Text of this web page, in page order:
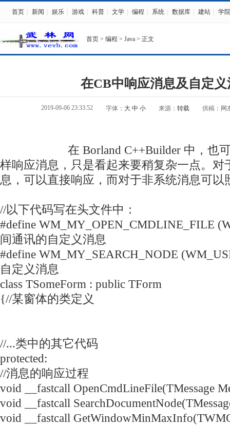
首页 新闻 娱乐 游戏 科普 文学 编程 系统 数据库 建站 学院
首页 > 编程 > Java > 正文
在CB中响应消息及自定
2019-09-06 23:33:52 字体： 大 中 小 来源： 转载 供稿：网
在 Borland C++Builder 中，也可以
样响应消息，只是看起来要稍复杂一点。对
息，可以直接响应，而对于非系统消息可以
//以下代码写在头文件中：
#define WM_MY_OPEN_CMDLINE_FILE
间通讯的自定义消息
#define WM_MY_SEARCH_NODE
自定义消息
class TSomeForm : public TForm
{//某窗体的类定义
//...类中的其它代码
protected:
//消息的响应过程
void __fastcall OpenCmdLineFile(TMessage
void __fastcall
void __fastcall